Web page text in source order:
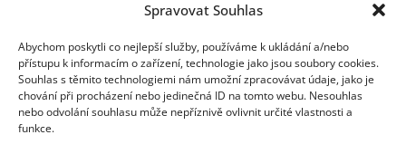
Spravovat Souhlas
Abychom poskytli co nejlepší služby, používáme k ukládání a/nebo
přístupu k informacím o zařízení, technologie jako jsou soubory cookies.
Souhlas s těmito technologiemi nám umožní zpracovávat údaje, jako je
chování při procházení nebo jedinečná ID na tomto webu. Nesouhlas
nebo odvolání souhlasu může nepříznivě ovlivnit určité vlastnosti a
funkce.
Pravidla používání|Ochrana osobních údajů|Soubory cookies |
Deloitte.cz
© 2026. Více informací najdete vPravidlech používání.
Deloitte označuje jednu či více společností globální sítě členských